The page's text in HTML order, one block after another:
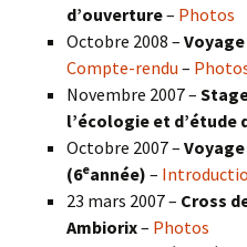
d’ouverture– Photos
Octobre 2008 –
Compte-rendu –
Novembre 2007 –
l’écologie et d’étude
Octobre 2007 –
(6eannée) –
23 mars 2007 – Cross
Ambiorix– Photos